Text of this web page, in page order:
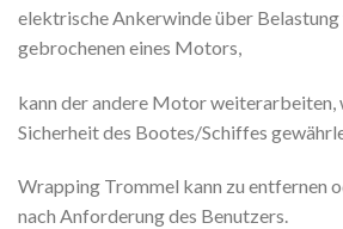
elektrische Ankerwinde über Belastung
gebrochenen eines Motors,
kann der andere Motor weiterarbeiten,
Sicherheit des Bootes/Schiffes
Wrapping Trommel kann zu entfernen
nach Anforderung des Benutzers.